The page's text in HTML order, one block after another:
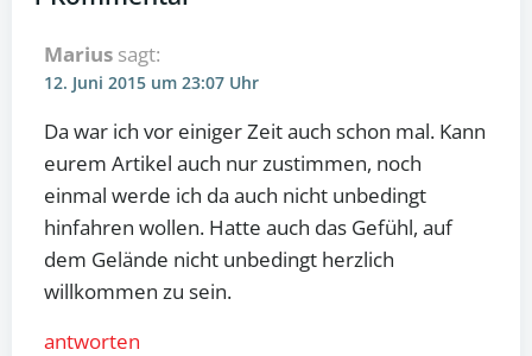
Marius sagt:
12. Juni 2015 um 23:07 Uhr
Da war ich vor einiger Zeit auch schon mal. Kann
eurem Artikel auch nur zustimmen, noch
einmal werde ich da auch nicht unbedingt
hinfahren wollen. Hatte auch das Gefühl, auf
dem Gelände nicht unbedingt herzlich
willkommen zu sein.
antworten